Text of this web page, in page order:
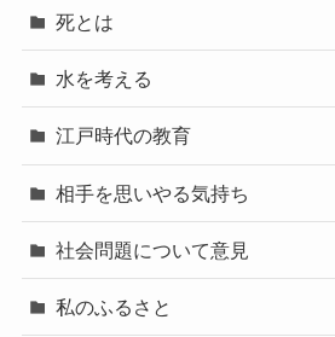
死とは
水を考える
江戸時代の教育
相手を思いやる気持ち
社会問題について意見
私のふるさと